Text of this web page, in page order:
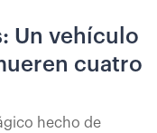
Un vehículo
cuatro
hecho de